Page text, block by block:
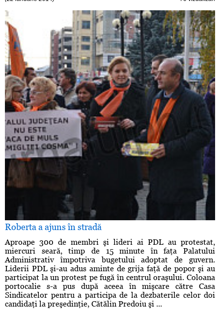
Roberta a ajuns în stradă
Aproape 300 de membri şi lideri ai PDL au protestat,
miercuri seară, timp de 15 minute în faţa Palatului
Administrativ împotriva bugetului adoptat de guvern.
Liderii PDL şi-au adus aminte de grija faţă de popor şi au
participat la un protest pe fugă în centrul oraşului. Coloana
portocalie s-a pus după aceea în mişcare către Casa
Sindicatelor pentru a participa de la dezbaterile celor doi
candidaţi la preşedinţie, Cătălin Predoiu şi ...